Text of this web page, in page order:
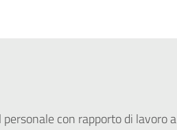
con rapporto di lavoro a